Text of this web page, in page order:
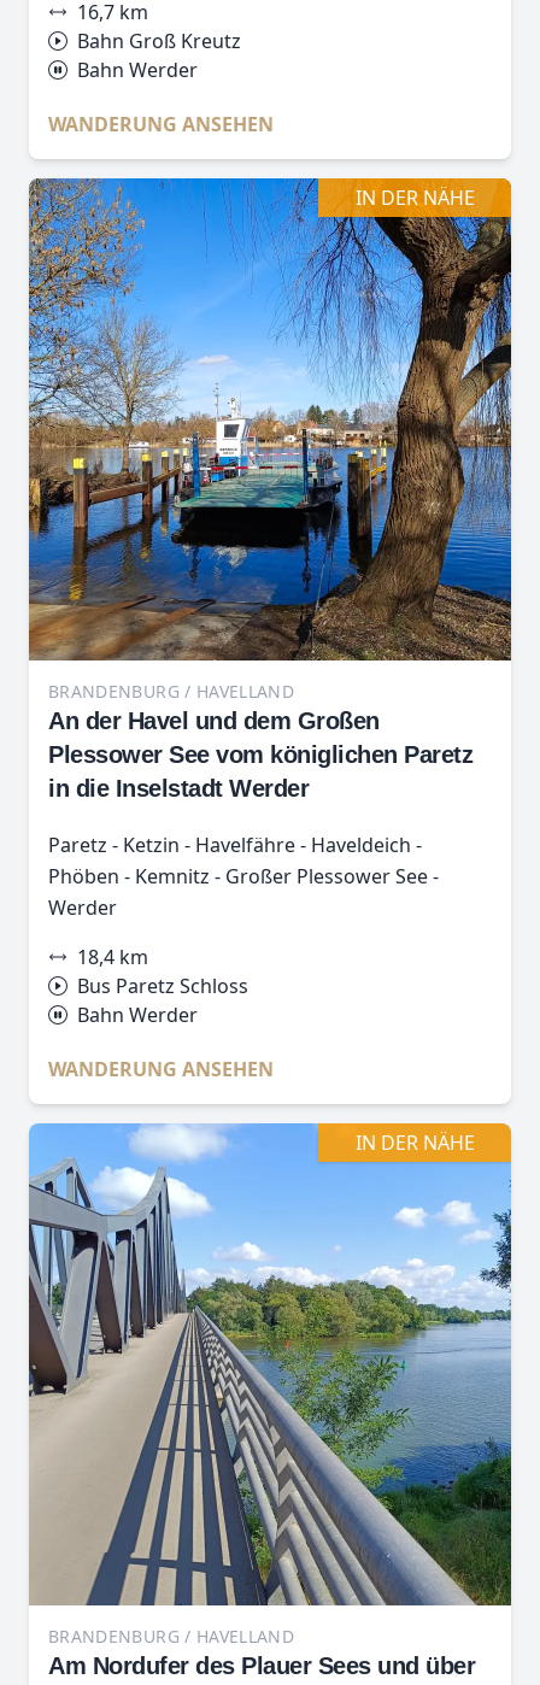
16,7 km
Bahn Groß Kreutz
Bahn Werder
WANDERUNG ANSEHEN
IN DER NÄHE
BRANDENBURG / HAVELLAND
An der Havel und dem Großen
Plessower See vom königlichen Paretz
in die Inselstadt Werder
Paretz - Ketzin - Havelfähre - Haveldeich -
Phöben - Kemnitz - Großer Plessower See -
Werder
18,4 km
Bus Paretz Schloss
Bahn Werder
WANDERUNG ANSEHEN
IN DER NÄHE
BRANDENBURG / HAVELLAND
Am Nordufer des Plauer Sees und über